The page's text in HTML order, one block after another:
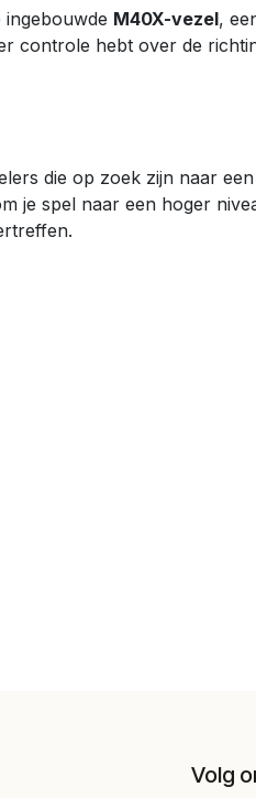
M40X-vezel,
controle hebt over de
die op zoek zijn naar
je spel naar een hoger
Volg